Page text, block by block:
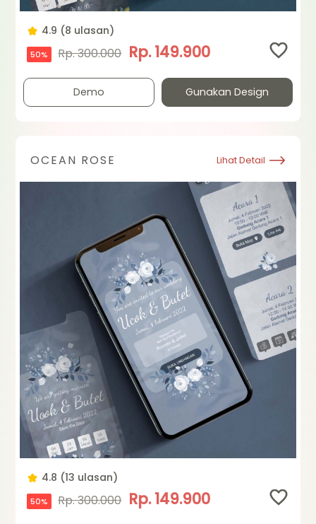
4.9 (8 ulasan)
50% Rp. 300.000 Rp. 149.900
Demo Gunakan Design
OCEAN ROSE Lihat Detail
4.8 (13 ulasan)
50% Rp. 300.000 Rp. 149.900